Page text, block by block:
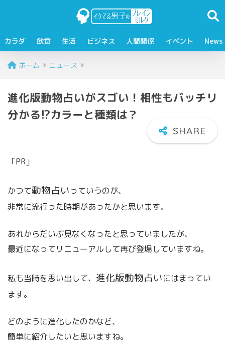
カラダ 飲食 生活 ビジネス 人間関係 イベント News
ホーム ニュース
進化版動物占いがスゴい！相性もバッチリ
分かる!?カラーと種類は？
「PR」
かつて動物占いっていうのが、
非常に流行った時期があったかと思います。
あれからだいぶ見なくなったと思っていましたが、
最近になってリニューアルして再び登場していますね。
私も当時を思い出して、 進化版動物占いにはまってい
ます。
どのように進化したのかなど、
簡単に紹介したいと思いますね。